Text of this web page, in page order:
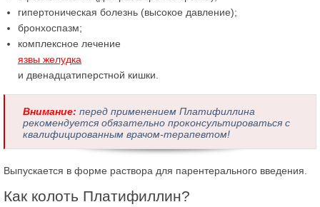
гипертоническая болезнь (высокое давление);
бронхоспазм;
комплексное лечение
язвы желудка
и двенадцатиперстной кишки.
Внимание: перед применением Платифиллина
рекомендуется обязательно проконсультироваться с
квалифицированным врачом-терапевтом!
Выпускается в форме раствора для парентерального введения.
Как колоть Платифиллин?